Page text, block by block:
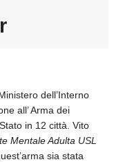
dell’Interno
all’ Arma dei
in 12 città. Vito
Mentale Adulta USL
sia stata